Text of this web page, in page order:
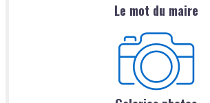
Le mot du maire